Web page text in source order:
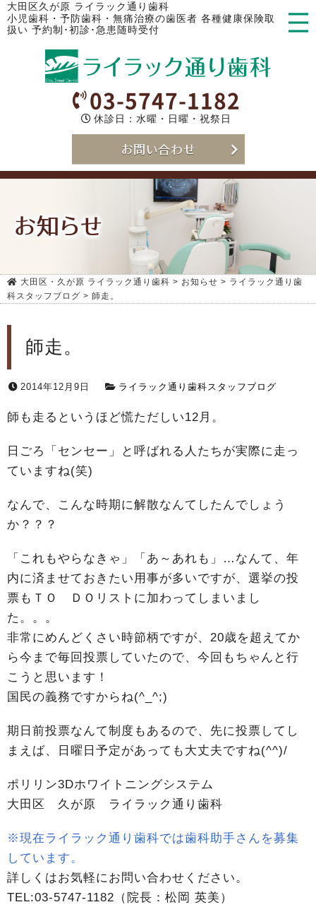
大田区久が原 ライラック通り歯科
小児歯科・予防歯科・無痛治療の歯医者 各種健康保険取
扱い 予約制･初診･急患随時受付
03-5747-1182
休診日：水曜・日曜・祝祭日
お問い合わせ
お知らせ
大田区・久が原 ライラック通り歯科 > お知らせ > ライラック通り歯
科スタッフブログ > 師走。
師走。
2014年12月9日 ライラック通り歯科スタッフブログ
師も走るというほど慌ただしい12月。
日ごろ「センセー」と呼ばれる人たちが実際に走っ
ていますね(笑)
なんで、こんな時期に解散なんてしたんでしょう
か？？？
「これもやらなきゃ」「あ～あれも」…なんて、年
内に済ませておきたい用事が多いですが、選挙の投
票もＴＯ ＤＯリストに加わってしまいまし
た。。。
非常にめんどくさい時節柄ですが、20歳を超えてか
ら今まで毎回投票していたので、今回もちゃんと行
こうと思います！
国民の義務ですからね(^_^;)
期日前投票なんて制度もあるので、先に投票してし
まえば、日曜日予定があっても大丈夫ですね(^^)/
ポリリン3Dホワイトニングシステム
大田区 久が原 ライラック通り歯科
※現在ライラック通り歯科では歯科助手さんを募集
しています。
詳しくはお気軽にお問い合わせください。
TEL:03-5747-1182（院長：松岡 英美）